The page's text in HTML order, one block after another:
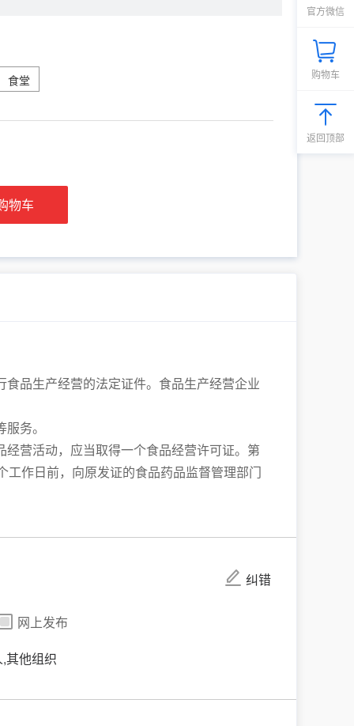
食堂
物车
品生产经营的法定证件。食品生产经营企业
务。
营活动，应当取得一个食品经营许可证。第
作日前，向原发证的食品药品监督管理部门
纠错
网上发布
其他组织
官方微信
购物车
返回顶部